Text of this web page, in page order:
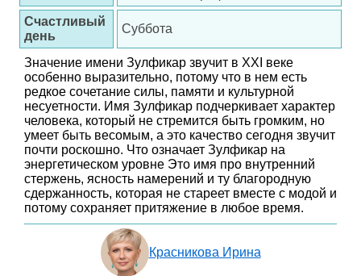
Счастливый
день
Суббота
Значение имени Зулфикар звучит в XXI веке
особенно выразительно, потому что в нем есть
редкое сочетание силы, памяти и культурной
несуетности. Имя Зулфикар подчеркивает характер
человека, который не стремится быть громким, но
умеет быть весомым, а это качество сегодня звучит
почти роскошно. Что означает Зулфикар на
энергетическом уровне Это имя про внутренний
стержень, ясность намерений и ту благородную
сдержанность, которая не стареет вместе с модой и
потому сохраняет притяжение в любое время.
Красникова Ирина